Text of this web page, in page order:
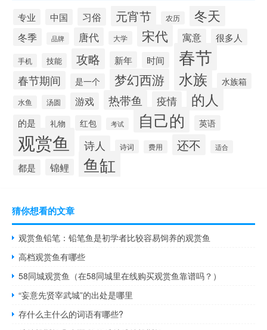
专业 中国 习俗 元宵节 农历 冬天
冬季 品牌 唐代 大学 宋代 寓意 很多人
手机 技能 攻略 新年 时间 春节
春节期间 是一个 梦幻西游 水族 水族箱
水鱼 汤圆 游戏 热带鱼 疫情 的人
的是 礼物 红包 考试 自己的 英语
观赏鱼 诗人 诗词 费用 还不 适合
都是 锦鲤 鱼缸
猜你想看的文章
观赏鱼铅笔：铅笔鱼是初学者比较容易饲养的观赏鱼
高档观赏鱼有哪些
58同城观赏鱼（在58同城里在线购买观赏鱼靠谱吗？）
“妄意先贤宰武城”的出处是哪里
存什么主什么的词语有哪些?